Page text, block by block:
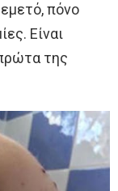
πόνο
Είναι
της